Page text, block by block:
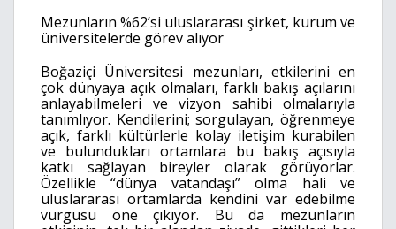
Mezunların %62’si uluslararası şirket, kurum ve
üniversitelerde görev alıyor
Boğaziçi Üniversitesi mezunları, etkilerini en
çok dünyaya açık olmaları, farklı bakış açılarını
anlayabilmeleri ve vizyon sahibi olmalarıyla
tanımlıyor. Kendilerini; sorgulayan, öğrenmeye
açık, farklı kültürlerle kolay iletişim kurabilen
ve bulundukları ortamlara bu bakış açısıyla
katkı sağlayan bireyler olarak görüyorlar.
Özellikle “dünya vatandaşı” olma hali ve
uluslararası ortamlarda kendini var edebilme
vurgusu öne çıkıyor. Bu da mezunların